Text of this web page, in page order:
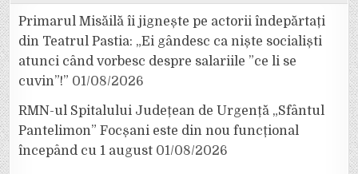
Primarul Misăilă îi jignește pe actorii îndepărtați
din Teatrul Pastia: „Ei gândesc ca niște socialiști
atunci când vorbesc despre salariile ”ce li se
cuvin”!” 01/08/2026
RMN-ul Spitalului Județean de Urgență „Sfântul
Pantelimon” Focșani este din nou funcțional
începând cu 1 august 01/08/2026